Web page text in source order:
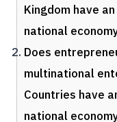
Kingdom have
national
Does
multinational
Countries have
national